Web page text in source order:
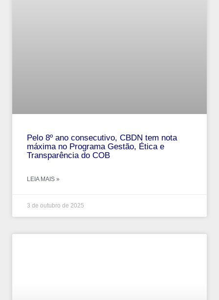
Pelo 8º ano consecutivo, CBDN tem nota
máxima no Programa Gestão, Ética e
Transparência do COB
LEIA MAIS »
3 de outubro de 2025